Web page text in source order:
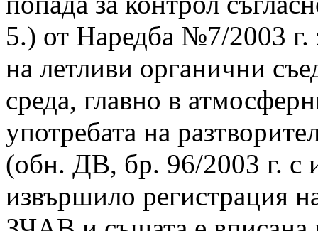
5.) от Наредба №7/2003
на летливи органични
среда, главно в
употребата на
(обн. ДВ, бр. 96/2003 г. с
извършило регистрация